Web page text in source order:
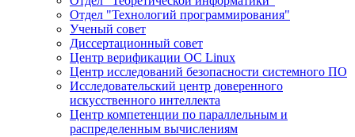
Отдел "Технологий программирования"
Ученый совет
Диссертационный совет
Центр верификации ОС Linux
Центр исследований безопасности системного ПО
Исследовательский центр доверенного
искусственного интеллекта
Центр компетенции по параллельным и
распределенным вычислениям